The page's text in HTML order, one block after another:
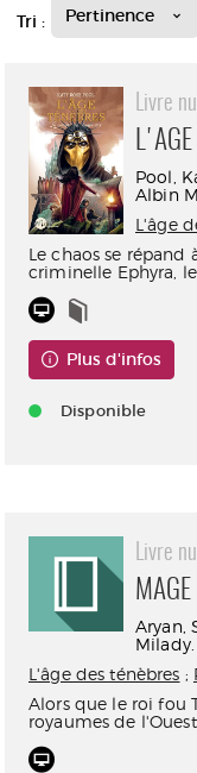
Tri : Pertinence
Livre
L'AGE
Pool,
Albin
L'âge
Le chaos se répand
criminelle Ephyra, le
Plus d'infos
Disponible
Livre
MAGE
Aryan,
Milady.
L'âge des ténèbres ;
Alors que le roi fou
royaumes de